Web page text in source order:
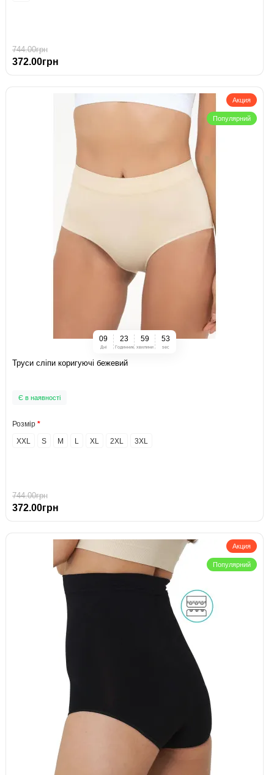
744.00грн
372.00грн
Акция
Популярний
09
Дні
23
Годинник
59
хвилини
52
sec
Труси сліпи коригуючі бежевий
Є в наявності
Розмір
XXL
S M L XL 2XL 3XL
744.00грн
372.00грн
Акция
Популярний